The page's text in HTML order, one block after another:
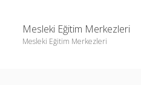
Mesleki Eğitim Merkezleri
Mesleki Eğitim Merkezleri